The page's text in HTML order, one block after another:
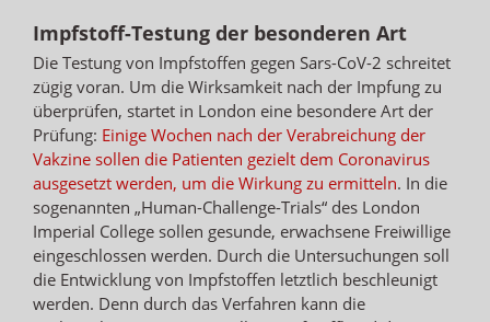
Impfstoff-Testung der besonderen Art
Die Testung von Impfstoffen gegen Sars-CoV-2 schreitet
zügig voran. Um die Wirksamkeit nach der Impfung zu
überprüfen, startet in London eine besondere Art der
Prüfung: Einige Wochen nach der Verabreichung der
Vakzine sollen die Patienten gezielt dem Coronavirus
ausgesetzt werden, um die Wirkung zu ermitteln. In die
sogenannten „Human-Challenge-Trials“ des London
Imperial College sollen gesunde, erwachsene Freiwillige
eingeschlossen werden. Durch die Untersuchungen soll
die Entwicklung von Impfstoffen letztlich beschleunigt
werden. Denn durch das Verfahren kann die